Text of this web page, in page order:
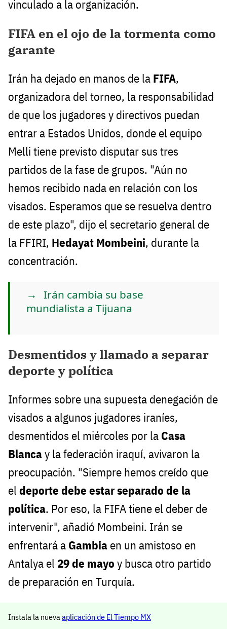
vinculado a la organización.
FIFA en el ojo de la tormenta como
garante
Irán ha dejado en manos de la FIFA,
organizadora del torneo, la responsabilidad
de que los jugadores y directivos puedan
entrar a Estados Unidos, donde el equipo
Melli tiene previsto disputar sus tres
partidos de la fase de grupos. "Aún no
hemos recibido nada en relación con los
visados. Esperamos que se resuelva dentro
de este plazo", dijo el secretario general de
la FFIRI, Hedayat Mombeini, durante la
concentración.
Irán cambia su base
mundialista a Tijuana
Desmentidos y llamado a separar
deporte y política
Informes sobre una supuesta denegación de
visados a algunos jugadores iraníes,
desmentidos el miércoles por la Casa
Blancay la federación iraquí, avivaron la
preocupación. "Siempre hemos creído que
el deporte debe estar separado de la
política. Por eso, la FIFA tiene el deber de
intervenir", añadió Mombeini. Irán se
enfrentará a Gambia en un amistoso en
Antalya el 29 de mayo y busca otro partido
de preparación en Turquía.
Instala la nueva aplicación de El Tiempo MX